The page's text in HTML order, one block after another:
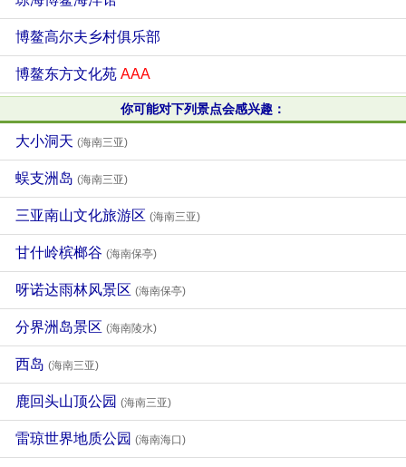
博鳌高尔夫乡村俱乐部
博鳌东方文化苑 AAA
你可能对下列景点会感兴趣：
大小洞天 (海南三亚)
蜈支洲岛 (海南三亚)
三亚南山文化旅游区 (海南三亚)
甘什岭槟榔谷 (海南保亭)
呀诺达雨林风景区 (海南保亭)
分界洲岛景区 (海南陵水)
西岛 (海南三亚)
鹿回头山顶公园 (海南三亚)
雷琼世界地质公园 (海南海口)